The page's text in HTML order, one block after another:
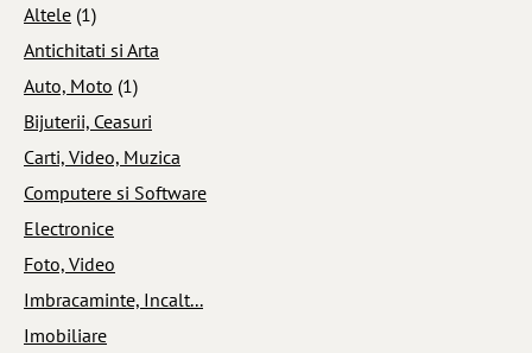
Altele (1)
Antichitati si Arta
Auto, Moto (1)
Bijuterii, Ceasuri
Carti, Video, Muzica
Computere si Software
Electronice
Foto, Video
Imbracaminte, Incalt...
Imobiliare